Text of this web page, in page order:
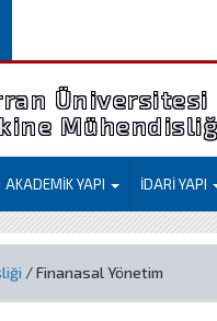
Harran Üniversitesi
AKADEMİK YAPI İDARİ YAPI
/ Finanasal Yönetim